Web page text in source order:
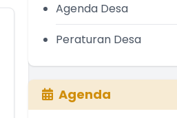
Agenda Desa
Peraturan Desa
Agenda